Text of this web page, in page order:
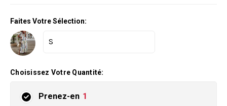
Faites Votre Sélection:
Choisissez Votre Quantité:
Prenez-en 1